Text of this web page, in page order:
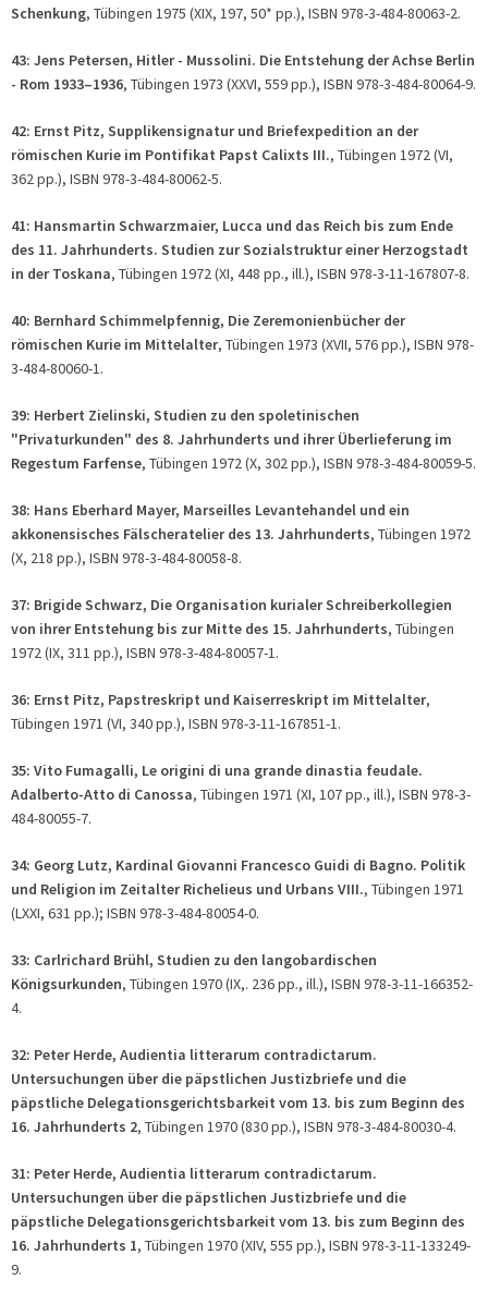
Schenkung, Tübingen 1975 (XIX, 197, 50* pp.), ISBN 978-3-484-80063-2.
43: Jens Petersen, Hitler - Mussolini. Die Entstehung der Achse Berlin
- Rom 1933–1936, Tübingen 1973 (XXVI, 559 pp.), ISBN 978-3-484-80064-9.
42: Ernst Pitz, Supplikensignatur und Briefexpedition an der
römischen Kurie im Pontifikat Papst Calixts III., Tübingen 1972 (VI,
362 pp.), ISBN 978-3-484-80062-5.
41: Hansmartin Schwarzmaier, Lucca und das Reich bis zum Ende
des 11. Jahrhunderts. Studien zur Sozialstruktur einer Herzogstadt
in der Toskana, Tübingen 1972 (XI, 448 pp., ill.), ISBN 978-3-11-167807-8.
40: Bernhard Schimmelpfennig, Die Zeremonienbücher der
römischen Kurie im Mittelalter, Tübingen 1973 (XVII, 576 pp.), ISBN 978-
3-484-80060-1.
39: Herbert Zielinski, Studien zu den spoletinischen
"Privaturkunden" des 8. Jahrhunderts und ihrer Überlieferung im
Regestum Farfense, Tübingen 1972 (X, 302 pp.), ISBN 978-3-484-80059-5.
38: Hans Eberhard Mayer, Marseilles Levantehandel und ein
akkonensisches Fälscheratelier des 13. Jahrhunderts, Tübingen 1972
(X, 218 pp.), ISBN 978-3-484-80058-8.
37: Brigide Schwarz, Die Organisation kurialer Schreiberkollegien
von ihrer Entstehung bis zur Mitte des 15. Jahrhunderts, Tübingen
1972 (IX, 311 pp.), ISBN 978-3-484-80057-1.
36: Ernst Pitz, Papstreskript und Kaiserreskript im Mittelalter,
Tübingen 1971 (VI, 340 pp.), ISBN 978-3-11-167851-1.
35: Vito Fumagalli, Le origini di una grande dinastia feudale.
Adalberto-Atto di Canossa, Tübingen 1971 (XI, 107 pp., ill.), ISBN 978-3-
484-80055-7.
34: Georg Lutz, Kardinal Giovanni Francesco Guidi di Bagno. Politik
und Religion im Zeitalter Richelieus und Urbans VIII., Tübingen 1971
(LXXI, 631 pp.); ISBN 978-3-484-80054-0.
33: Carlrichard Brühl, Studien zu den langobardischen
Königsurkunden, Tübingen 1970 (IX,. 236 pp., ill.), ISBN 978-3-11-166352-
4.
32: Peter Herde, Audientia litterarum contradictarum.
Untersuchungen über die päpstlichen Justizbriefe und die
päpstliche Delegationsgerichtsbarkeit vom 13. bis zum Beginn des
16. Jahrhunderts 2, Tübingen 1970 (830 pp.), ISBN 978-3-484-80030-4.
31: Peter Herde, Audientia litterarum contradictarum.
Untersuchungen über die päpstlichen Justizbriefe und die
päpstliche Delegationsgerichtsbarkeit vom 13. bis zum Beginn des
16. Jahrhunderts 1, Tübingen 1970 (XIV, 555 pp.), ISBN 978-3-11-133249-
9.